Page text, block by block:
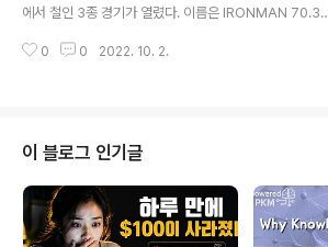
에서 철인 3종 경기가 열렸다. 이름은 IRONMAN 70.3
는데 딱히 유투브 영상 만드느라고 시간 들이기 아깝고 귀
ovie를 열고 그 때 찍었던 비디오들을 선택한 다음에 매직
무비 를 선택했다. 최근 순서대로 정렬 하는 바람에 일일이
매뉴얼로 다시 역순으로 배치했다. 그건 다음 나온 결과
는.... 개인적으로 보기에 만족했다. 이거 편집 하려면 최소
한 하루 온 종일 작업해야 하는데 그냥 순..
0 0 2022. 10. 2.
이 블로그 인기글